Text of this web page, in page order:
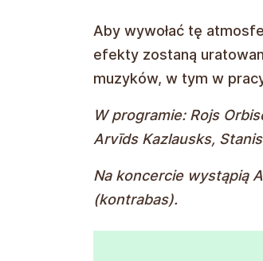
Aby wywołać tę
efekty zostaną
muzyków, w tym w
W programie: Rojs
Arvīds Kazlausks,
Na koncercie wystąpią
(kontrabas).